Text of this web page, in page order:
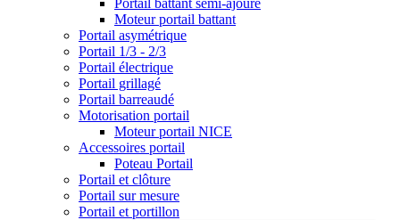
Portail battant semi-ajouré
Moteur portail battant
Portail asymétrique
Portail 1/3 - 2/3
Portail électrique
Portail grillagé
Portail barreaudé
Motorisation portail
Moteur portail NICE
Accessoires portail
Poteau Portail
Portail et clôture
Portail sur mesure
Portail et portillon